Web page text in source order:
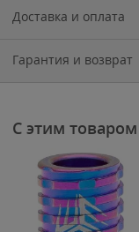
Доставка и оплата
Гарантия и возврат
С этим